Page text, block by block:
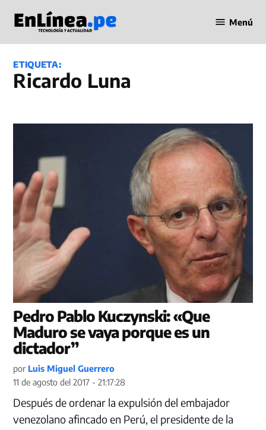
contenido
en Línea
Menú
ETIQUETA:
Ricardo Luna
Pedro Pablo Kuczynski: «Que
Maduro se vaya porque es un
dictador”
por Luis Miguel Guerrero
11 de agosto del 2017 - 21:17:28
Después de ordenar la expulsión del embajador
venezolano afincado en Perú, el presidente de la